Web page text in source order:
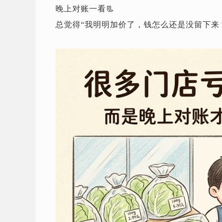
晚上对账一看📃
总觉得“我明明加价了，钱怎么还是没留下来